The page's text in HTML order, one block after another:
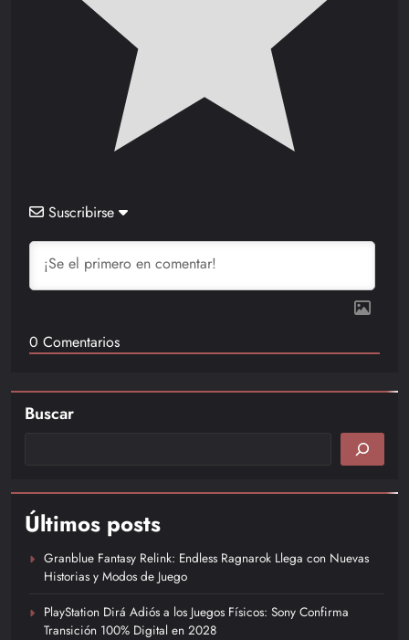
Suscribirse
0 Comentarios
Buscar
Últimos posts
Granblue Fantasy Relink: Endless Ragnarok Llega con Nuevas
Historias y Modos de Juego
PlayStation Dirá Adiós a los Juegos Físicos: Sony Confirma
Transición 100% Digital en 2028